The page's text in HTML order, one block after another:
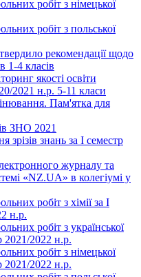
робіт з німецької
робіт з польської
рекомендації щодо
1-4 класів
якості освіти
2021 н.р. 5-11 класи
Пам'ятка для
ЗНО 2021
зрізів знань за І семестр
журналу та
«NZ.UA» в колегіумі у
робіт з хімії за І
н.р.
робіт з української
2021/2022 н.р.
робіт з німецької
2021/2022 н.р.